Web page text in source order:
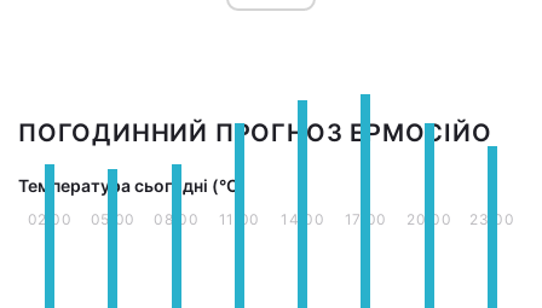
ПОГОДИННИЙ ПРОГНОЗ ЕРМОСІЙО
Температура сьогодні (°С)
02:00 05:00 08:00 11:00 14:00 17:00 20:00 23:00